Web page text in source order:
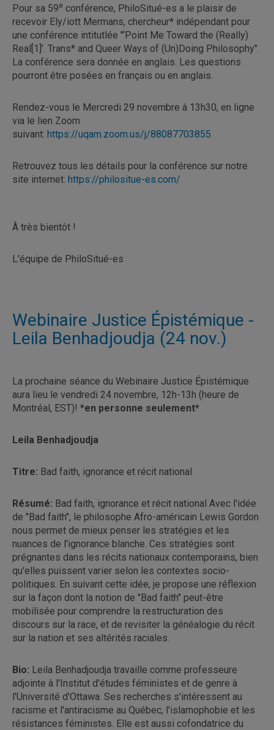
Pour sa 59e conférence, PhiloSitué-es a le plaisir de
recevoir Ely/iott Mermans, chercheur* indépendant pour
une conférence intitutlée "‘Point Me Toward the (Really)
Real[1]’. Trans* and Queer Ways of (Un)Doing Philosophy".
La conférence sera donnée en anglais. Les questions
pourront être posées en français ou en anglais.
Rendez-vous le Mercredi 29 novembre à 13h30, en ligne
via le lien Zoom
suivant: https://uqam.zoom.us/j/88087703855
Retrouvez tous les détails pour la conférence sur notre
site internet: https://philositue-es.com/
À très bientôt !
L'équipe de PhiloSitué-es
Webinaire Justice Épistémique -
Leila Benhadjoudja (24 nov.)
La prochaine séance du Webinaire Justice Épistémique
aura lieu le vendredi 24 novembre, 12h-13h (heure de
Montréal, EST)! *en personne seulement*
Leila Benhadjoudja
Titre: Bad faith, ignorance et récit national
Résumé: Bad faith, ignorance et récit national Avec l'idée
de "Bad faith", le philosophe Afro-américain Lewis Gordon
nous permet de mieux penser les stratégies et les
nuances de l'ignorance blanche. Ces stratégies sont
prégnantes dans les récits nationaux contemporains, bien
qu'elles puissent varier selon les contextes socio-
politiques. En suivant cette idée, je propose une réflexion
sur la façon dont la notion de "Bad faith" peut-être
mobilisée pour comprendre la restructuration des
discours sur la race, et de revisiter la généalogie du récit
sur la nation et ses altérités raciales.
Bio: Leila Benhadjoudja travaille comme professeure
adjointe à l'Institut d'études féministes et de genre à
l'Université d'Ottawa. Ses recherches s'intéressent au
racisme et l'antiracisme au Québec, l'islamophobie et les
résistances féministes. Elle est aussi cofondatrice du